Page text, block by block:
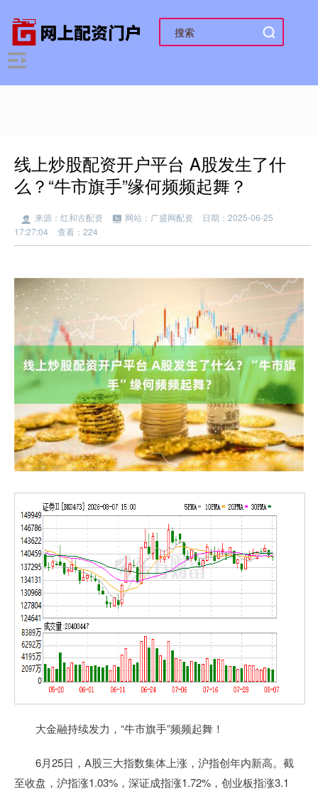
线上炒股配资开户平台 A股发生了什
么？“牛市旗手”缘何频频起舞？
来源：红和古配资 网站：广盛网配资
日期：2025-06-25
17:27:04
查看：224
大金融持续发力，“牛市旗手”频频起舞！
6月25日，A股三大指数集体上涨，沪指创年内新高。截
至收盘，沪指涨1.03%，深证成指涨1.72%，创业板指涨3.1